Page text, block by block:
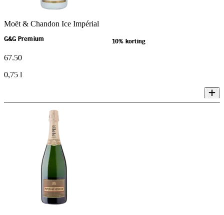
Moët & Chandon Ice Impérial
G&G Premium 10% korting
67.50
0,75 l